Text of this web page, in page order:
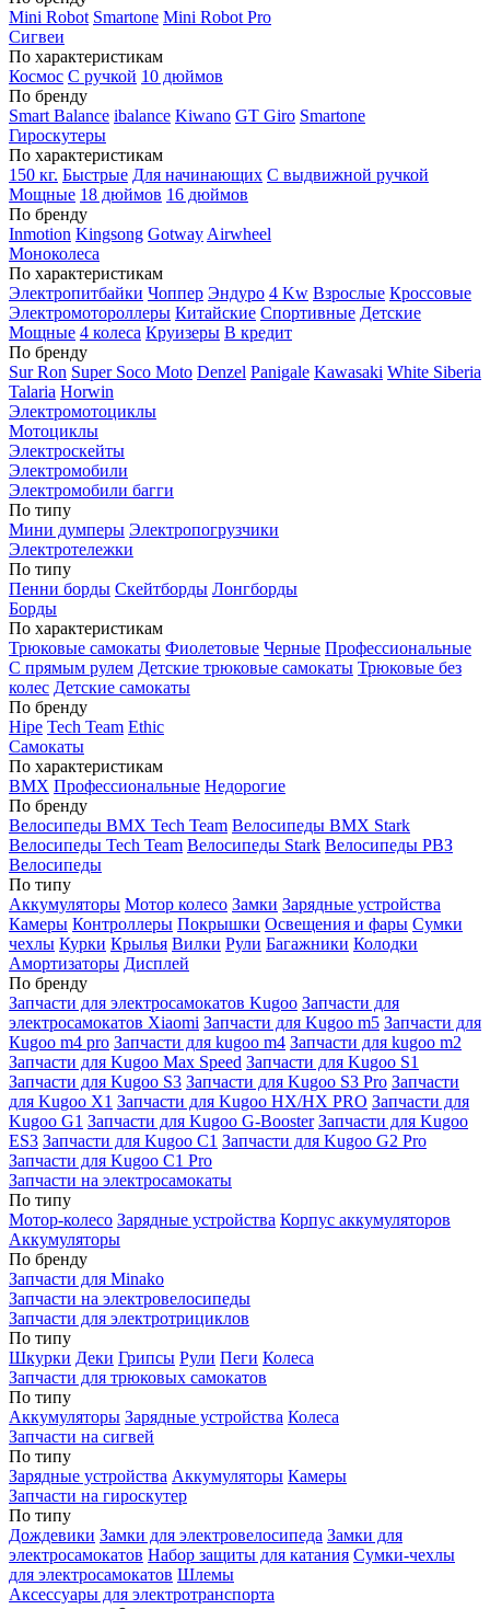
Mini Robot Smartone Mini Robot Pro
Сигвеи
По характеристикам
Космос С ручкой 10 дюймов
По бренду
Smart Balance ibalance Kiwano GT Giro Smartone
Гироскутеры
По характеристикам
150 кг. Быстрые Для начинающих С выдвижной ручкой
Мощные 18 дюймов 16 дюймов
По бренду
Inmotion Kingsong Gotway Airwheel
Моноколеса
По характеристикам
Электропитбайки Чоппер Эндуро 4 Kw Взрослые Кроссовые
Электромотороллеры Китайские Спортивные Детские
Мощные 4 колеса Круизеры В кредит
По бренду
Sur Ron Super Soco Moto Denzel Panigale Kawasaki White Siberia
Talaria Horwin
Электромотоциклы
Мотоциклы
Электроскейты
Электромобили
Электромобили багги
По типу
Мини думперы Электропогрузчики
Электротележки
По типу
Пенни борды Скейтборды Лонгборды
Борды
По характеристикам
Трюковые самокаты Фиолетовые Черные Профессиональные
С прямым рулем Детские трюковые самокаты Трюковые без
колес Детские самокаты
По бренду
Hipe Tech Team Ethic
Самокаты
По характеристикам
BMX Профессиональные Недорогие
По бренду
Велосипеды BMX Tech Team Велосипеды BMX Stark
Велосипеды Tech Team Велосипеды Stark Велосипеды РВЗ
Велосипеды
По типу
Аккумуляторы Мотор колесо Замки Зарядные устройства
Камеры Контроллеры Покрышки Освещения и фары Сумки
чехлы Курки Крылья Вилки Рули Багажники Колодки
Амортизаторы Дисплей
По бренду
Запчасти для электросамокатов Kugoo Запчасти для
электросамокатов Xiaomi Запчасти для Kugoo m5 Запчасти для
Кugoo m4 pro Запчасти для kugoo m4 Запчасти для kugoo m2
Запчасти для Kugoo Max Speed Запчасти для Kugoo S1
Запчасти для Kugoo S3 Запчасти для Kugoo S3 Pro Запчасти
для Kugoo X1 Запчасти для Kugoo HX/HX PRO Запчасти для
Kugoo G1 Запчасти для Kugoo G-Booster Запчасти для Kugoo
ES3 Запчасти для Kugoo C1 Запчасти для Kugoo G2 Pro
Запчасти для Kugoo C1 Pro
Запчасти на электросамокаты
По типу
Мотор-колесо Зарядные устройства Корпус аккумуляторов
Аккумуляторы
По бренду
Запчасти для Minako
Запчасти на электровелосипеды
Запчасти для электротрициклов
По типу
Шкурки Деки Грипсы Рули Пеги Колеса
Запчасти для трюковых самокатов
По типу
Аккумуляторы Зарядные устройства Колеса
Запчасти на сигвей
По типу
Зарядные устройства Аккумуляторы Камеры
Запчасти на гироскутер
По типу
Дождевики Замки для электровелосипеда Замки для
электросамокатов Набор защиты для катания Сумки-чехлы
для электросамокатов Шлемы
Аксессуары для электротранспорта